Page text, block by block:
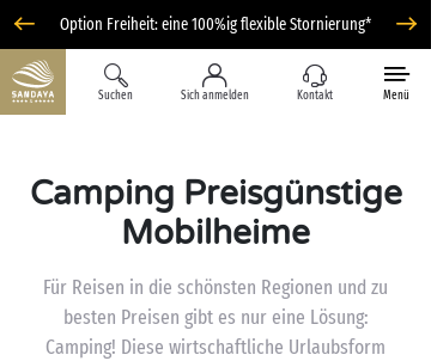
Option Freiheit: eine 100%ig flexible Stornierung*
Suchen Sich anmelden Kontakt Menü
Camping Preisgünstige
Mobilheime
Für Reisen in die schönsten Regionen und zu
besten Preisen gibt es nur eine Lösung:
Camping! Diese wirtschaftliche Urlaubsform